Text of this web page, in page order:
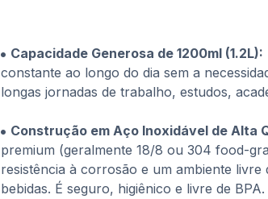
Capacidade Generosa de 1200ml (1.2L):
constante ao longo do dia sem a
longas jornadas de trabalho, estudos,
Construção em Aço Inoxidável de Alta
premium (geralmente 18/8 ou 304 food-
resistência à corrosão e um ambiente
bebidas. É seguro, higiênico e livre de BPA.